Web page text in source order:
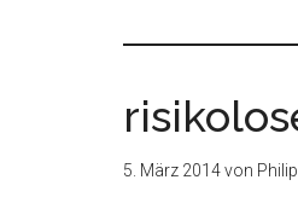
5. März 2014von